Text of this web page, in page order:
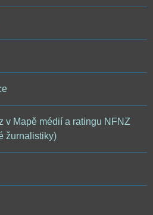
v Mapě médií a ratingu NFNZ
žurnalistiky)